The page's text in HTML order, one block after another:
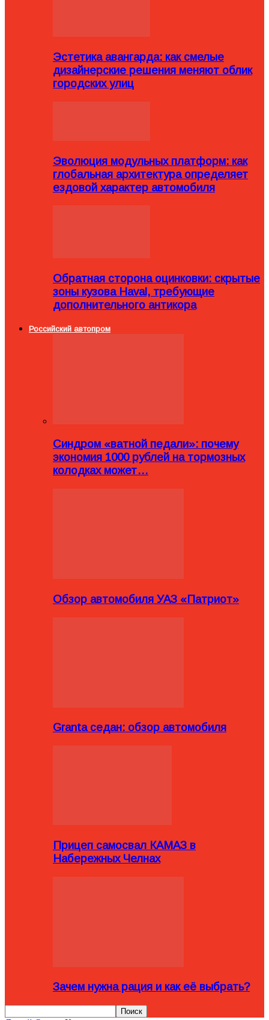
Эстетика авангарда: как смелые
дизайнерские решения меняют облик
городских улиц
Эволюция модульных платформ: как
глобальная архитектура определяет
ездовой характер автомобиля
Обратная сторона оцинковки: скрытые
зоны кузова Haval, требующие
дополнительного антикора
Российский автопром
Синдром «ватной педали»: почему
экономия 1000 рублей на тормозных
колодках может…
Обзор автомобиля УАЗ «Патриот»
Granta седан: обзор автомобиля
Прицеп самосвал КАМАЗ в
Набережных Челнах
Зачем нужна рация и как её выбрать?